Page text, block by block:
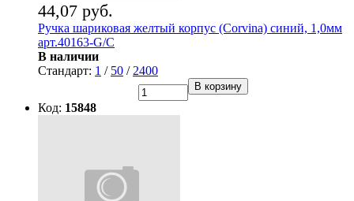
44,07 руб.
Ручка шариковая желтый корпус (Corvina) синий, 1,0мм
арт.40163-G/С
В наличии
Стандарт: 1 / 50 / 2400
В корзину
Код: 15848